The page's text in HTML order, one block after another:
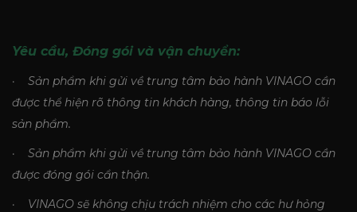
Yêu cầu, Đóng gói và vận chuyển:
· Sản phẩm khi gửi về trung tâm bảo hành VINAGO cần
được thể hiện rõ thông tin khách hàng, thông tin báo lỗi
sản phẩm.
· Sản phẩm khi gửi về trung tâm bảo hành VINAGO cần
được đóng gói cẩn thận.
· VINAGO sẽ không chịu trách nhiệm cho các hư hỏng